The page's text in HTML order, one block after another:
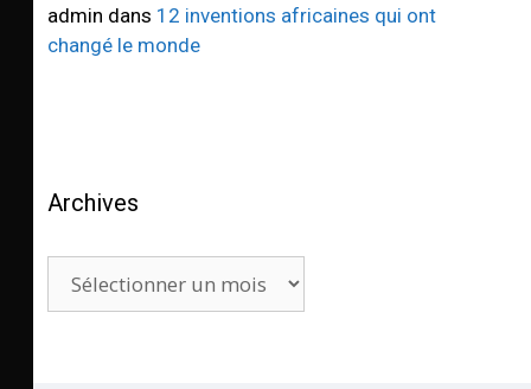
admin dans 12 inventions africaines qui ont
changé le monde
Archives